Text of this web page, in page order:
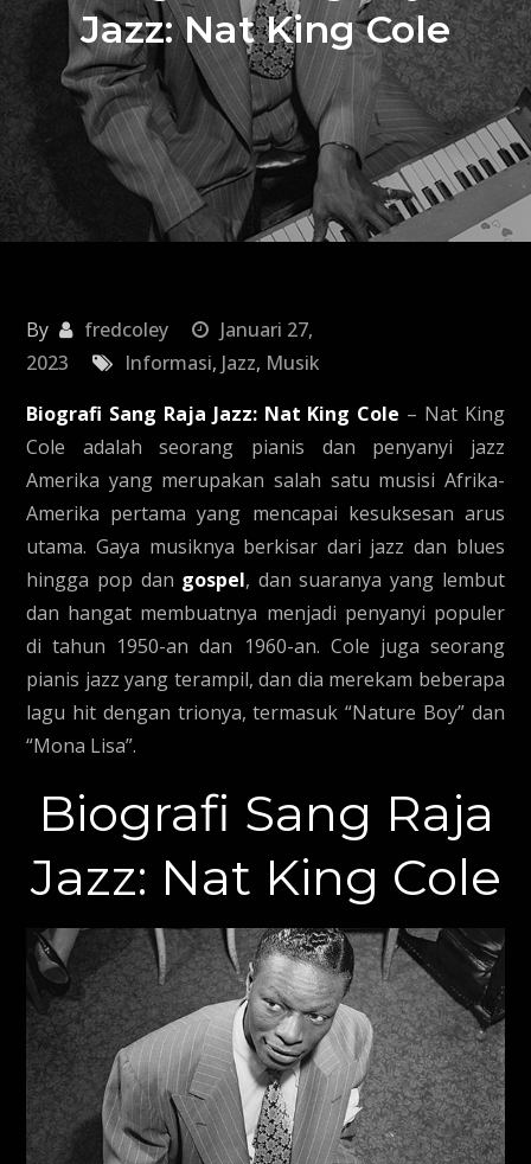
Jazz: Nat King Cole
By fredcoley
Januari 27,
2023
Informasi, Jazz, Musik
Biografi Sang Raja Jazz: Nat King Cole – Nat King
Cole adalah seorang pianis dan penyanyi jazz
Amerika yang merupakan salah satu musisi Afrika-
Amerika pertama yang mencapai kesuksesan arus
utama. Gaya musiknya berkisar dari jazz dan blues
hingga pop dan gospel, dan suaranya yang lembut
dan hangat membuatnya menjadi penyanyi populer
di tahun 1950-an dan 1960-an. Cole juga seorang
pianis jazz yang terampil, dan dia merekam beberapa
lagu hit dengan trionya, termasuk “Nature Boy” dan
“Mona Lisa”.
Biografi Sang Raja
Jazz: Nat King Cole